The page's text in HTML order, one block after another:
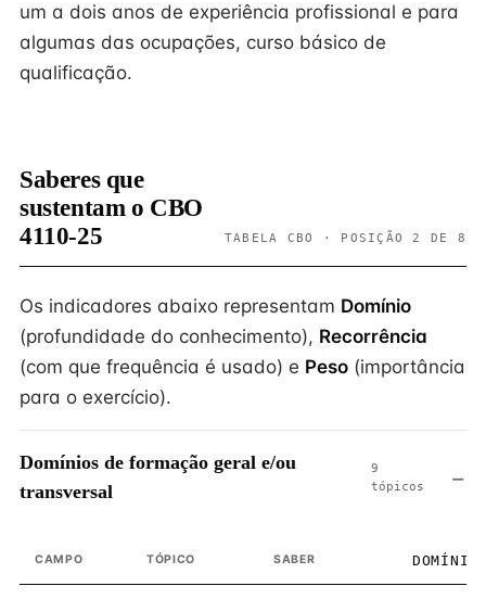
um a dois anos de experiência profissional e para
algumas das ocupações, curso básico de
qualificação.
Saberes que
sustentam o CBO
4110-25
TABELA CBO · POSIÇÃO 2 DE 8
Os indicadores abaixo representam Domínio
(profundidade do conhecimento), Recorrência
(com que frequência é usado) e Peso (importância
para o exercício).
Domínios de formação geral e/ou
transversal
9
tópicos
CAMPO TÓPICO SABER DOMÍNIO